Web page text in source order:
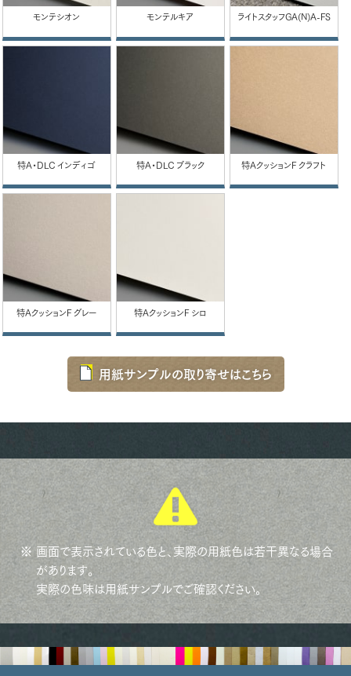
モンテシオン モンテルキア ライトスタッフGA(N)A-FS
特A・DLC インディゴ 特A・DLC ブラック 特AクッションF クラフト
特AクッションF グレー 特AクッションF シロ
用紙サンプルの取り寄せはこちら
※ 画面で表示されている色と、実際の用紙色は若干異なる場合
があります。
実際の色味は用紙サンプルでご確認ください。